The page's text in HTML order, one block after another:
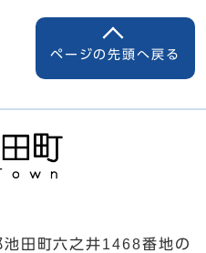
ページの先頭へ戻る
田町六之井1468番地の